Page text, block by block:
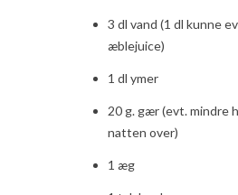
3 dl vand (1 dl kunne
æblejuice)
1 dl ymer
20 g. gær (evt. mindre
natten over)
1 æg